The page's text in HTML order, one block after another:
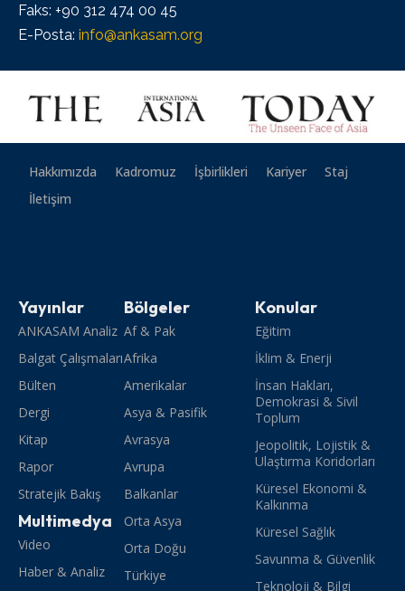
Faks: +90 312 474 00 45
E-Posta: info@ankasam.org
Hakkımızda Kadromuz İşbirlikleri Kariyer
Staj
İletişim
Yayınlar
ANKASAM Analiz
Balgat Çalışmaları
Bülten
Dergi
Kitap
Rapor
Stratejik Bakış
Multimedya
Video
Haber & Analiz
Bölgeler
Af & Pak
Afrika
Amerikalar
Asya & Pasifik
Avrasya
Avrupa
Balkanlar
Orta Asya
Orta Doğu
Türkiye
Konular
Eğitim
İklim & Enerji
İnsan Hakları,
Demokrasi & Sivil
Toplum
Jeopolitik, Lojistik &
Ulaştırma Koridorları
Küresel Ekonomi &
Kalkınma
Küresel Sağlık
Savunma & Güvenlik
Teknoloji & Bilgi